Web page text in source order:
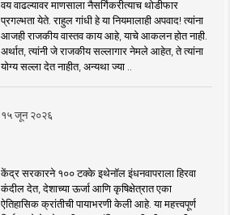
वय वाढल्यावर माणसाला नैसर्गिकरीत्याच थोडीफार
प्रगल्भता येते. राहुल गांधी हे या नियमालाही अपवाद! त्यांना
आजही राजकीय वास्तव काय आहे, याचे आकलन होत नाही.
अर्थात, त्यांनी जे राजकीय सल्लागार नेमले आहेत, ते त्यांना
योग्य सल्ला देत नाहीत, अन्यथा ज्या ..
१५ जून २०२६
केंद्र सरकारने १०० टक्के इथेनॉल इंधनवापराला हिरवा
कंदील देत, देशाच्या ऊर्जा आणि कृषिक्षेत्रात एका
ऐतिहासिक क्रांतीची पायाभरणी केली आहे. या महत्त्वपूर्ण